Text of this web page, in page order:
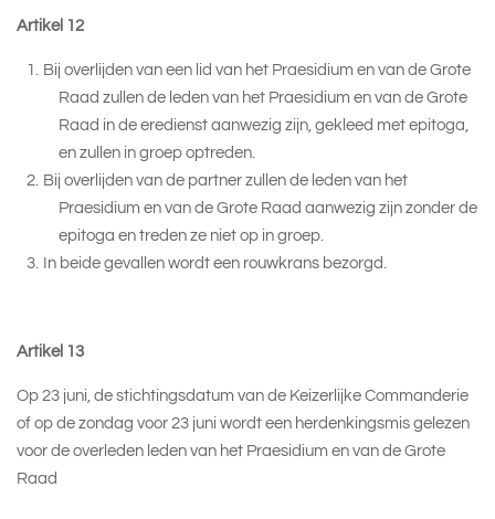
Artikel 12
Bij overlijden van een lid van het Praesidium en van de Grote
Raad zullen de leden van het Praesidium en van de Grote
Raad in de eredienst aanwezig zijn, gekleed met epitoga,
en zullen in groep optreden.
Bij overlijden van de partner zullen de leden van het
Praesidium en van de Grote Raad aanwezig zijn zonder de
epitoga en treden ze niet op in groep.
In beide gevallen wordt een rouwkrans bezorgd.
Artikel 13
Op 23 juni, de stichtingsdatum van de Keizerlijke Commanderie
of op de zondag voor 23 juni wordt een herdenkingsmis gelezen
voor de overleden leden van het Praesidium en van de Grote
Raad